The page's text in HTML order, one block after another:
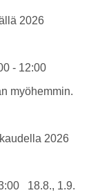
2026
- 12:00
myöhemmin.
2026
18.8., 1.9.